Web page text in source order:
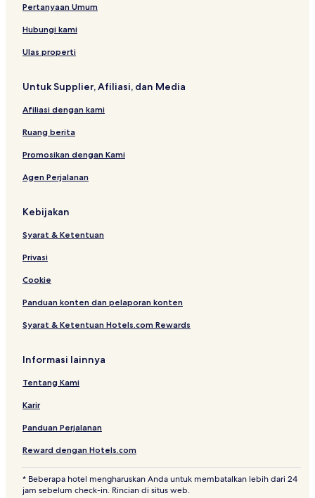
Pertanyaan Umum
Hubungi kami
Ulas properti
Untuk Supplier, Afiliasi, dan Media
Afiliasi dengan kami
Ruang berita
Promosikan dengan Kami
Agen Perjalanan
Kebijakan
Syarat & Ketentuan
Privasi
Cookie
Panduan konten dan pelaporan konten
Syarat & Ketentuan Hotels.com Rewards
Informasi lainnya
Tentang Kami
Karir
Panduan Perjalanan
Reward dengan Hotels.com
* Beberapa hotel mengharuskan Anda untuk membatalkan lebih dari 24
jam sebelum check-in. Rincian di situs web.